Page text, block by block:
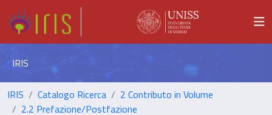
IRIS
IRIS Catalogo Ricerca
2 Contributo in Volume
2.2 Prefazione/Postfazione